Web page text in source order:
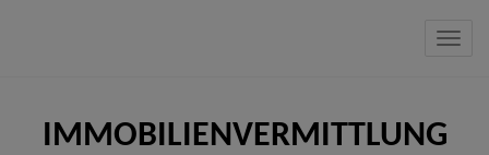
IMMOBILIENVERMITTLUNG